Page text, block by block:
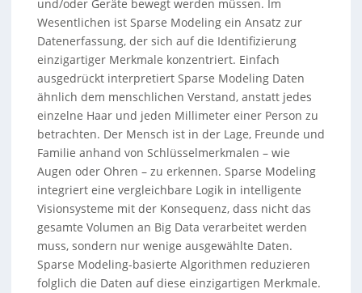
und/oder Geräte bewegt werden müssen. Im
Wesentlichen ist Sparse Modeling ein Ansatz zur
Datenerfassung, der sich auf die Identifizierung
einzigartiger Merkmale konzentriert. Einfach
ausgedrückt interpretiert Sparse Modeling Daten
ähnlich dem menschlichen Verstand, anstatt jedes
einzelne Haar und jeden Millimeter einer Person zu
betrachten. Der Mensch ist in der Lage, Freunde und
Familie anhand von Schlüsselmerkmalen – wie
Augen oder Ohren – zu erkennen. Sparse Modeling
integriert eine vergleichbare Logik in intelligente
Visionsysteme mit der Konsequenz, dass nicht das
gesamte Volumen an Big Data verarbeitet werden
muss, sondern nur wenige ausgewählte Daten.
Sparse Modeling-basierte Algorithmen reduzieren
folglich die Daten auf diese einzigartigen Merkmale.